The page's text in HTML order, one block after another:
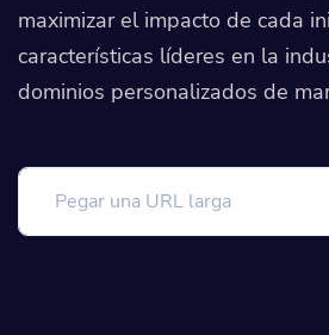
maximizar el impacto de cada
características líderes en la
dominios personalizados de